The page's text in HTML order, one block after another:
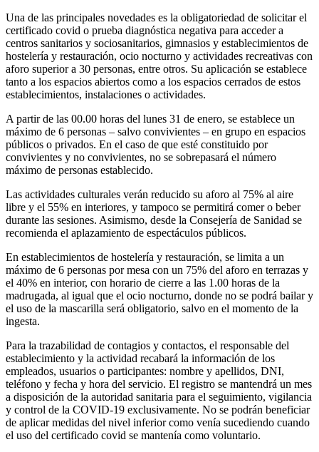
Una de las principales novedades es la obligatoriedad de solicitar el
certificado covid o prueba diagnóstica negativa para acceder a
centros sanitarios y sociosanitarios, gimnasios y establecimientos de
hostelería y restauración, ocio nocturno y actividades recreativas con
aforo superior a 30 personas, entre otros. Su aplicación se establece
tanto a los espacios abiertos como a los espacios cerrados de estos
establecimientos, instalaciones o actividades.
A partir de las 00.00 horas del lunes 31 de enero, se establece un
máximo de 6 personas – salvo convivientes – en grupo en espacios
públicos o privados. En el caso de que esté constituido por
convivientes y no convivientes, no se sobrepasará el número
máximo de personas establecido.
Las actividades culturales verán reducido su aforo al 75% al aire
libre y el 55% en interiores, y tampoco se permitirá comer o beber
durante las sesiones. Asimismo, desde la Consejería de Sanidad se
recomienda el aplazamiento de espectáculos públicos.
En establecimientos de hostelería y restauración, se limita a un
máximo de 6 personas por mesa con un 75% del aforo en terrazas y
el 40% en interior, con horario de cierre a las 1.00 horas de la
madrugada, al igual que el ocio nocturno, donde no se podrá bailar y
el uso de la mascarilla será obligatorio, salvo en el momento de la
ingesta.
Para la trazabilidad de contagios y contactos, el responsable del
establecimiento y la actividad recabará la información de los
empleados, usuarios o participantes: nombre y apellidos, DNI,
teléfono y fecha y hora del servicio. El registro se mantendrá un mes
a disposición de la autoridad sanitaria para el seguimiento, vigilancia
y control de la COVID-19 exclusivamente. No se podrán beneficiar
de aplicar medidas del nivel inferior como venía sucediendo cuando
el uso del certificado covid se mantenía como voluntario.